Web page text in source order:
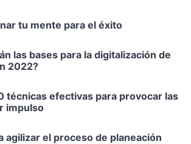
tu mente para el éxito
las bases para la digitalización de
2022?
técnicas efectivas para provocar las
impulso
agilizar el proceso de planeación